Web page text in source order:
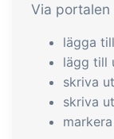
och
B2B
B2B
Via
lägga
lägg till
skriva
skriva